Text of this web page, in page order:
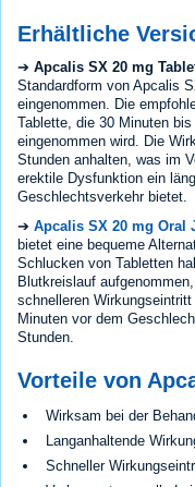
Erhältliche
➔ Apcalis SX 20 mg
Standardform von Apcalis
eingenommen. Die
Tablette, die 30 Minuten
eingenommen wird. Die
Stunden anhalten, was im
erektile Dysfunktion ein
Geschlechtsverkehr bietet.
➔ Apcalis SX 20 mg Oral
bietet eine bequeme
Schlucken von Tabletten
Blutkreislauf
schnelleren
Minuten vor dem
Stunden.
Vorteile von
Wirksam bei der
Langanhaltende
Schneller